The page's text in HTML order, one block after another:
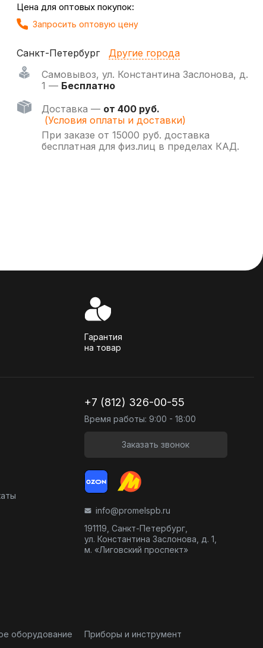
Цена для оптовых покупок:
Запросить оптовую цену
Санкт-Петербург
Другие города
Самовывоз, ул. Константина Заслонова, д.
1 — Бесплатно
Доставка — от 400 руб.
(Условия оплаты и доставки)
При заказе от 15000 руб. доставка
бесплатная для физ.лиц в пределах КАД.
Гарантия
на товар
+7 (812) 326-00-55
Время работы: 9:00 - 18:00
Заказать звонок
info@promelspb.ru
191119, Санкт-Петербург,
ул. Константина Заслонова, д. 1,
м. «Лиговский проспект»
оборудование
Приборы и инструмент